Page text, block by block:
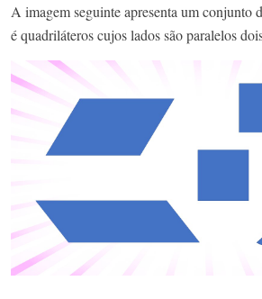
A imagem seguinte apresenta um conjunto
é quadriláteros cujos lados são paralelos